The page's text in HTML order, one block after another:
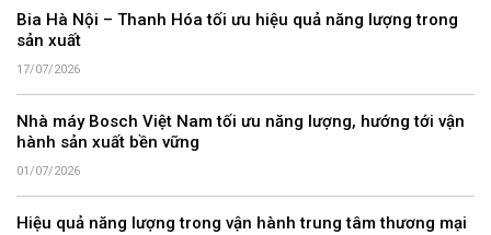
Bia Hà Nội – Thanh Hóa tối ưu hiệu quả năng lượng trong
sản xuất
17/07/2026
Nhà máy Bosch Việt Nam tối ưu năng lượng, hướng tới vận
hành sản xuất bền vững
01/07/2026
Hiệu quả năng lượng trong vận hành trung tâm thương mại